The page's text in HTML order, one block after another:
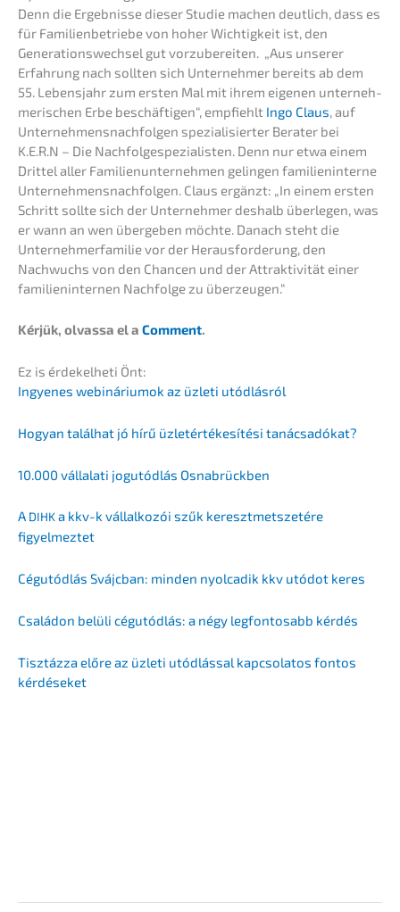
Denn die Ergeb­nis­se dieser Studie machen deutlich, dass es
für Famili­en­be­trie­be von hoher Wichtig­keit ist, den
Generations­wechsel gut vorzu­be­rei­ten. „Aus unserer
Erfah­rung nach sollten sich Unter­neh­mer bereits ab dem
55. Lebens­jahr zum ersten Mal mit ihrem eigenen unter­neh­
me­ri­schen Erbe beschäf­ti­gen“, empfiehlt Ingo Claus, auf
Unter­neh­mens­nach­fol­gen spezia­li­sier­ter Berater bei
K.E.R.N – Die Nachfolge­spezialisten. Denn nur etwa einem
Drittel aller Famili­en­un­ter­neh­men gelin­gen famili­en­in­ter­ne
Unter­neh­mens­nach­fol­gen. Claus ergänzt: „In einem ersten
Schritt sollte sich der Unter­neh­mer deshalb überle­gen, was
er wann an wen überge­ben möchte. Danach steht die
Unter­neh­mer­fa­mi­lie vor der Heraus­for­de­rung, den
Nachwuchs von den Chancen und der Attrak­ti­vi­tät einer
famili­en­in­ter­nen Nachfol­ge zu überzeugen.“
Kérjük, olvas­sa el a Comment.
Ez is érdekel­he­ti Önt:
Ingyenes webiná­ri­um­ok az üzleti utódlásról
Hogyan talál­hat jó hírű üzletérté­ke­sí­té­si tanácsadókat?
10.000 vállala­ti jogutód­lás Osnabrückben
A DIHKa kkv-k vállal­ko­zói szűk keresz­t­mets­ze­té­re
figyelmeztet
Cégutód­lás Svájc­ban: minden nyolca­dik kkv utódot keres
Csalá­don belüli cégutód­lás: a négy legfon­tosabb kérdés
Tisztáz­za előre az üzleti utódlás­sal kapcso­la­tos fontos
kérdéseket